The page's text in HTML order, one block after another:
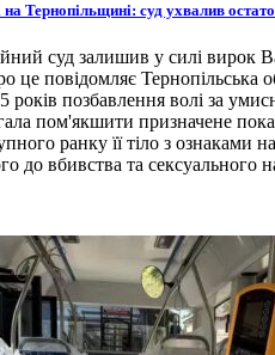
на Тернопільщині: суд ухвалив
суд залишив у силі вирок
це повідомляє Тернопільська
років позбавлення волі за
пом'якшити призначене
ранку її тіло з ознаками
до вбивства та